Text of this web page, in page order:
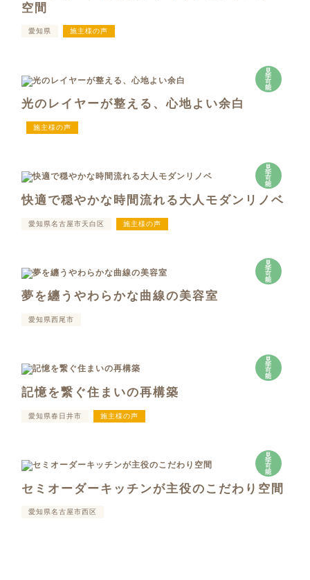
空間
愛知県 施主様の声
見
学
可
能
光のレイヤーが整える、心地よい余白
施主様の声
見
学
可
能
快適で穏やかな時間流れる大人モダンリノベ
愛知県名古屋市天白区 施主様の声
見
学
可
能
夢を纏うやわらかな曲線の美容室
愛知県西尾市
見
学
可
能
記憶を繋ぐ住まいの再構築
愛知県春日井市 施主様の声
見
学
可
能
セミオーダーキッチンが主役のこだわり空間
愛知県名古屋市西区